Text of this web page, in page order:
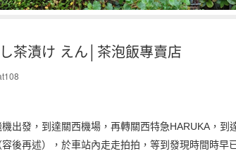
茶漬け えん│茶泡飯專賣店
出發，到達關西機場，再轉關西特急HARUKA，到
後再述），於車站內走走拍拍，等到發現時間時早